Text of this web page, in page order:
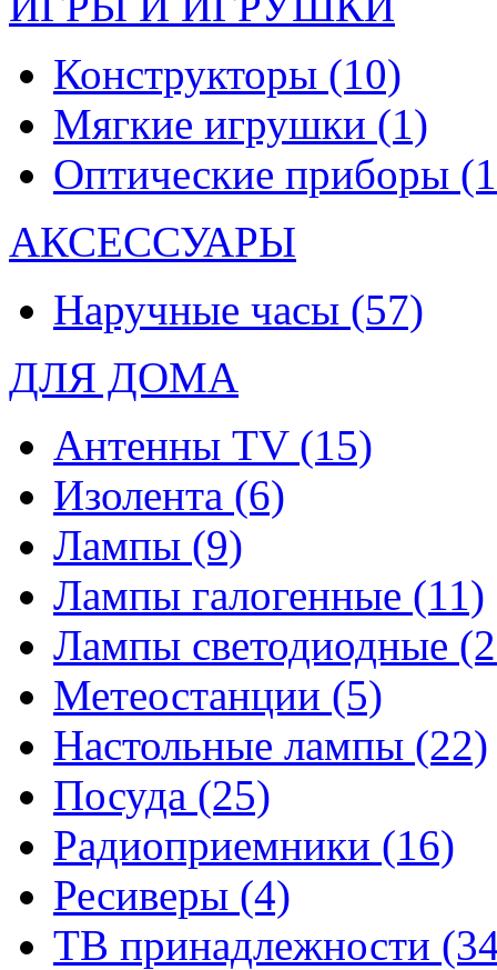
Конструкторы (10)
Мягкие игрушки (1)
Оптические приборы
АКСЕССУАРЫ
Наручные часы (57)
ДЛЯ ДОМА
Антенны TV (15)
Изолента (6)
Лампы (9)
Лампы галогенные (11)
Лампы светодиодные
Метеостанции (5)
Настольные лампы (22)
Посуда (25)
Радиоприемники (16)
Ресиверы (4)
ТВ принадлежности